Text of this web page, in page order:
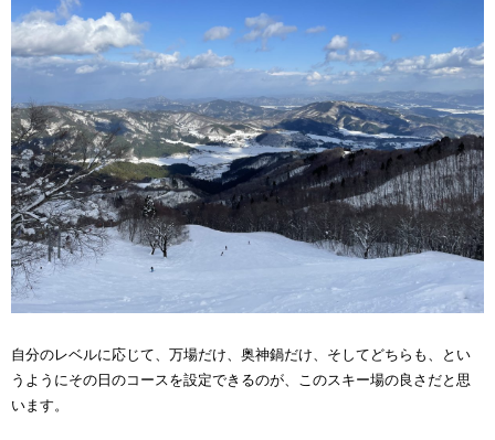
自分のレベルに応じて、万場だけ、奥神鍋だけ、そしてどちらも、とい
うようにその日のコースを設定できるのが、このスキー場の良さだと思
います。